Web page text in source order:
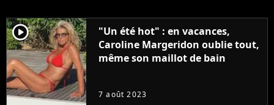
player2
"Un été hot" : en vacances,
Caroline Margeridon oublie tout,
même son maillot de bain
7 août 2023